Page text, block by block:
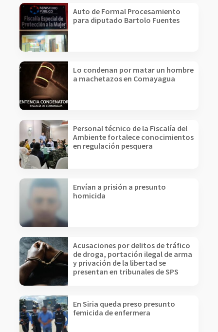
Auto de Formal Procesamiento
para diputado Bartolo Fuentes
Lo condenan por matar un hombre
a machetazos en Comayagua
Personal técnico de la Fiscalía del
Ambiente fortalece conocimientos
en regulación pesquera
Envían a prisión a presunto
homicida
Acusaciones por delitos de tráfico
de droga, portación ilegal de arma
y privación de la libertad se
presentan en tribunales de SPS
En Siria queda preso presunto
femicida de enfermera